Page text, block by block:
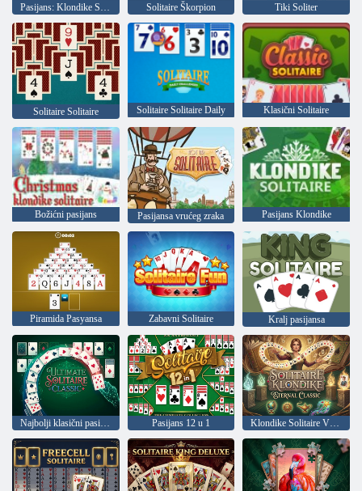
Pasijans: Klondike Solitaire Solitaire Škorpion Tiki Soliter
Solitaire Solitaire Solitaire Solitaire Daily Klasični Solitaire
Božićni pasijans Pasijansa vrućeg zraka Pasijans Klondike
Piramida Pasyansa Zabavni Solitaire Kralj pasijansa
Najbolji klasični pasijans Pasijans 12 u 1 Klondike Solitaire Vječni klasik